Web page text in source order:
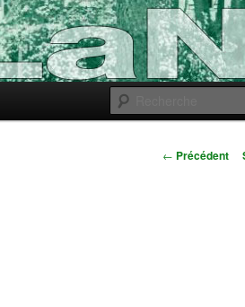
Navigation
← Précédent